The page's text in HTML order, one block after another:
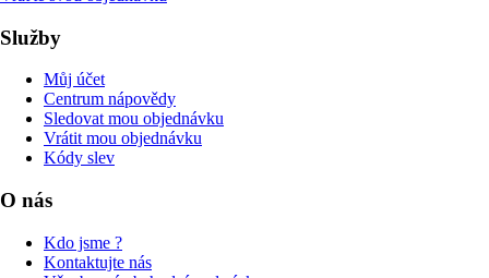
Služby
Můj účet
Centrum nápovědy
Sledovat mou objednávku
Vrátit mou objednávku
Kódy slev
O nás
Kdo jsme ?
Kontaktujte nás